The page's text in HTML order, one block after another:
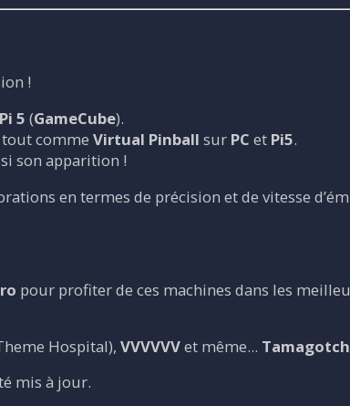
!
5 (GameCube).
tout comme Virtual Pinball sur PC et Pi5.
son apparition !
en termes de précision et de vitesse
pour profiter de ces machines dans les
Hospital), VVVVVVet même...
mis à jour.